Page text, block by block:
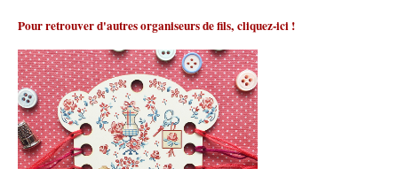
Pour retrouver d'autres organiseurs de fils, cliquez-ici !